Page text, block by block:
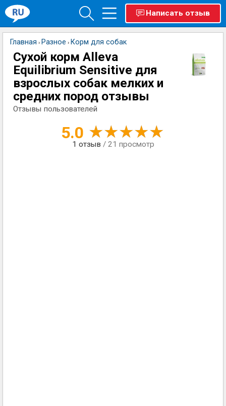
Написать отзыв
Главная › Разное › Корм для собак
Сухой корм Alleva
Equilibrium Sensitive для
взрослых собак мелких и
средних пород отзывы
Отзывы пользователей
5.0
1 отзыв / 21 просмотр